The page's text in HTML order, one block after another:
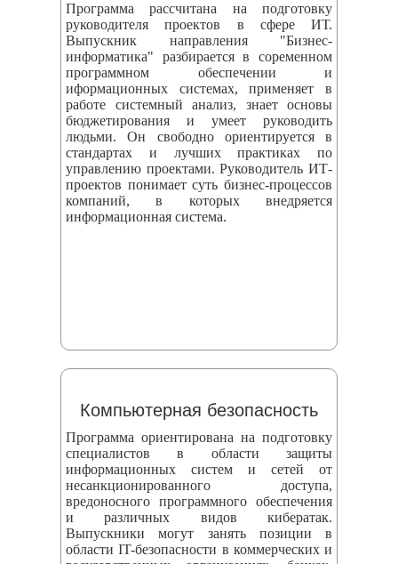
Программа рассчитана на подготовку
руководителя проектов в сфере ИТ.
Выпускник направления "Бизнес-
информатика" разбирается в соременном
программном обеспечении и
иформационных системах, применяет в
работе системный анализ, знает основы
бюджетирования и умеет руководить
людьми. Он свободно ориентируется в
стандартах и лучших практиках по
управлению проектами. Руководитель ИТ-
проектов понимает суть бизнес-процессов
компаний, в которых внедряется
информационная система.
Компьютерная безопасность
Программа ориентирована на подготовку
специалистов в области защиты
информационных систем и сетей от
несанкционированного доступа,
вредоносного программного обеспечения
и различных видов кибератак.
Выпускники могут занять позиции в
области IT-безопасности в коммерческих и